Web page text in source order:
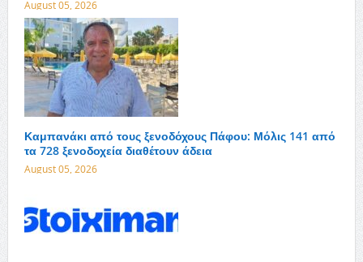
August 05, 2026
Καμπανάκι από τους ξενοδόχους Πάφου: Μόλις 141 από
τα 728 ξενοδοχεία διαθέτουν άδεια
August 05, 2026